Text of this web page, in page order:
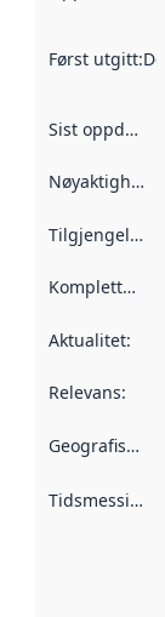
Først utgitt:
Sist oppdatert
Nøyaktighet
Tilgjengelighet
Kompletthet
Aktualitet:
Relevans:
Geografisk avgrensning
Tidsmessig avgrensning